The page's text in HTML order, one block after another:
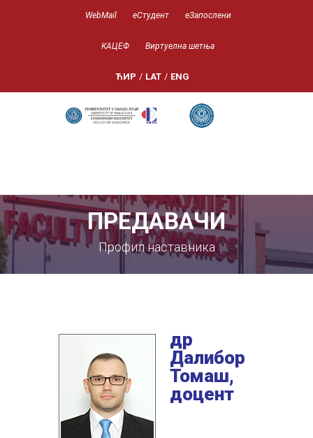
WebMail еСтудент еЗапослени
КАЦЕФ Виртуелна шетња
ЋИР / LAT / ENG
ПРЕДАВАЧИ
Профил наставника
др
Далибор
Томаш,
доцент